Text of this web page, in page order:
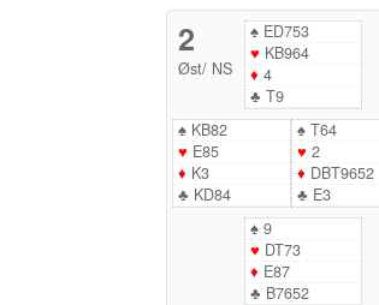
2
Øst/ NS
♠ED753
♥ KB964
♦ 4
♣ T9
♠ KB82
♥ E85
♦ K3
♣ KD84
♠T64
♥ 2
♦ DBT9652
♣ E3
♠9
♥ DT73
♦ E87
♣ B7652